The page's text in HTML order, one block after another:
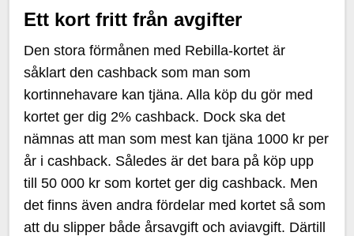
Ett kort fritt från avgifter
Den stora förmånen med Rebilla-kortet är
såklart den cashback som man som
kortinnehavare kan tjäna. Alla köp du gör med
kortet ger dig 2% cashback. Dock ska det
nämnas att man som mest kan tjäna 1000 kr per
år i cashback. Således är det bara på köp upp
till 50 000 kr som kortet ger dig cashback. Men
det finns även andra fördelar med kortet så som
att du slipper både årsavgift och aviavgift. Därtill